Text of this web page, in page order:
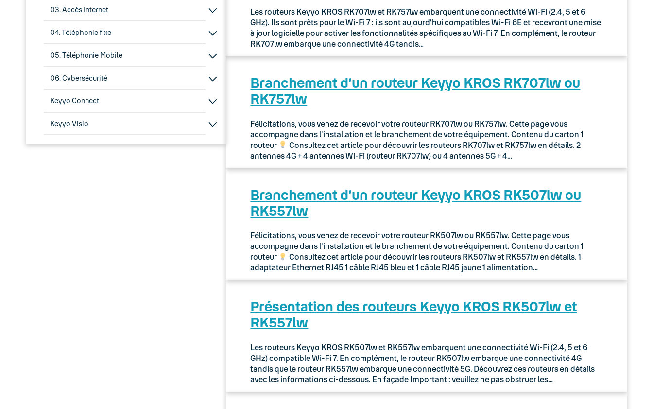
03. Accès Internet
04. Téléphonie fixe
05. Téléphonie Mobile
06. Cybersécurité
Keyyo Connect
Keyyo Visio
Les routeurs Keyyo KROS RK707lw et RK757lw embarquent une connectivité Wi-Fi (2.4, 5 et 6
GHz). Ils sont prêts pour le Wi-Fi 7 : ils sont aujourd’hui compatibles Wi-Fi 6E et recevront une mise
à jour logicielle pour activer les fonctionnalités spécifiques au Wi-Fi 7. En complément, le routeur
RK707lw embarque une connectivité 4G tandis…
Branchement d’un routeur Keyyo KROS RK707lw ou
RK757lw
Félicitations, vous venez de recevoir votre routeur RK707lw ou RK757lw. Cette page vous
accompagne dans l’installation et le branchement de votre équipement. Contenu du carton 1
routeur
Consultez cet article pour découvrir les routeurs RK707lw et RK757lw en détails. 2
antennes 4G + 4 antennes Wi-Fi (routeur RK707lw) ou 4 antennes 5G + 4…
Branchement d’un routeur Keyyo KROS RK507lw ou
RK557lw
Félicitations, vous venez de recevoir votre routeur RK507lw ou RK557lw. Cette page vous
accompagne dans l’installation et le branchement de votre équipement. Contenu du carton 1
routeur
Consultez cet article pour découvrir les routeurs RK507lw et RK557lw en détails. 1
adaptateur Ethernet RJ45 1 câble RJ45 bleu et 1 câble RJ45 jaune 1 alimentation…
Présentation des routeurs Keyyo KROS RK507lw et
RK557lw
Les routeurs Keyyo KROS RK507lw et RK557lw embarquent une connectivité Wi-Fi (2.4, 5 et 6
GHz) compatible Wi-Fi 7. En complément, le routeur RK507lw embarque une connectivité 4G
tandis que le routeur RK557lw embarque une connectivité 5G. Découvrez ces routeurs en détails
avec les informations ci-dessous. En façade Important : veuillez ne pas obstruer les…